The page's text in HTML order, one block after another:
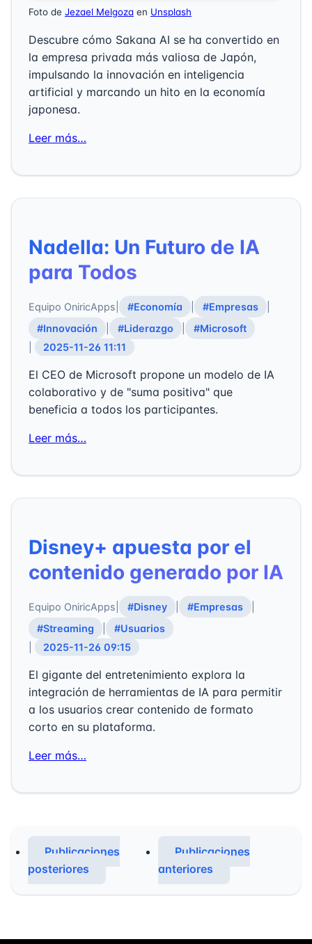
Foto de Jezael Melgoza en Unsplash
Descubre cómo Sakana AI se ha convertido en
la empresa privada más valiosa de Japón,
impulsando la innovación en inteligencia
artificial y marcando un hito en la economía
japonesa.
Leer más…
Nadella: Un Futuro de IA
para Todos
Equipo OniricApps #Economía #Empresas
#Innovación
#Liderazgo
#Microsoft
2025-11-26 11:11
El CEO de Microsoft propone un modelo de IA
colaborativo y de "suma positiva" que
beneficia a todos los participantes.
Leer más…
Disney+ apuesta por el
contenido generado por IA
Equipo OniricApps #Disney #Empresas
#Streaming
#Usuarios
2025-11-26 09:15
El gigante del entretenimiento explora la
integración de herramientas de IA para permitir
a los usuarios crear contenido de formato
corto en su plataforma.
Leer más…
Publicaciones
posteriores
Publicaciones
anteriores